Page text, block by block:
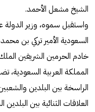
الشيخ مشعل الأحمد.
واستقبل سموه، وزير الدولة
السعودية الأمير تركي بن
خادم الحرمين الشريفين
المملكة العربية السعودية،
الراسخة بين البلدين
العلاقات الثنائية بين